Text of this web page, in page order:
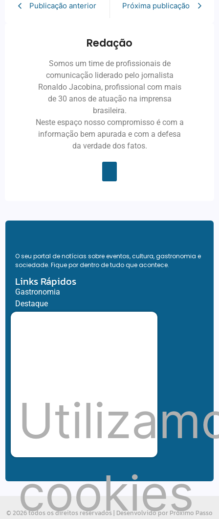
Publicação anterior Próxima publicação
Redação
Somos um time de profissionais de
comunicação liderado pelo jornalista
Ronaldo Jacobina, profissional com mais
de 30 anos de atuação na imprensa
brasileira.
Neste espaço nosso compromisso é com a
informação bem apurada e com a defesa
da verdade dos fatos.
O seu portal de notícias sobre eventos, cultura, gastronomia e
sociedade. Fique por dentro de tudo que acontece.
Links Rápidos
Gastronomia
Destaque
Tidelli
Redes
© 2026 todos os direitos reservados | Desenvolvido por Próximo Passo
cookies